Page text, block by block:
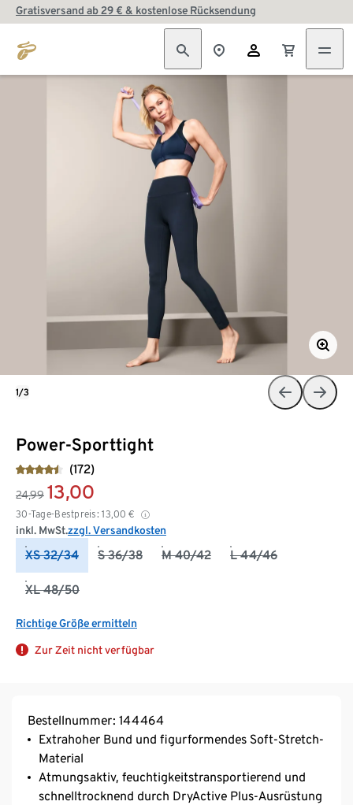
Gratisversand ab 29 € & kostenlose Rücksendung
Power-Sporttight
(172)
24,99 13,00
30-Tage-Bestpreis: 13,00 €
inkl. MwSt.zzgl. Versandkosten
XS 32/34 S 36/38 M 40/42 L 44/46
XL 48/50
Richtige Größe ermitteln
Zur Zeit nicht verfügbar
1/3
Bestellnummer: 144464
Extrahoher Bund und figurformendes Soft-Stretch-
Material
Atmungsaktiv, feuchtigkeitstransportierend und
schnelltrocknend durch DryActive Plus-Ausrüstung